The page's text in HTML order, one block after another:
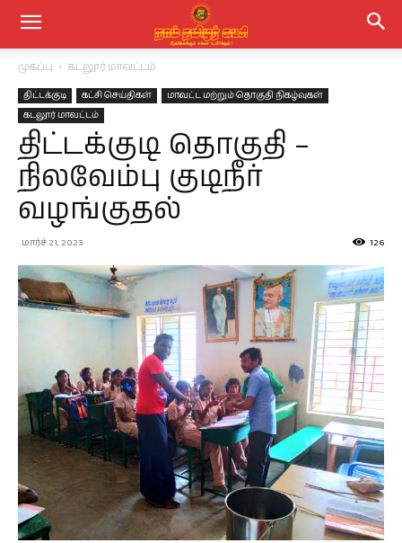
முகப்பு கடலூர் மாவட்டம்
திட்டக்குடி கட்சி செய்திகள்
மாவட்ட மற்றும் தொகுதி நிகழ்வுகள்
கடலூர் மாவட்டம்
திட்டக்குடி தொகுதி –
நிலவேம்பு குடிநீர்
வழங்குதல்
மார்ச் 21, 2023 126